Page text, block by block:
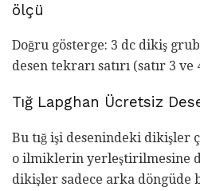
ölçü
Doğru gösterge: 3 dc dikiş
desen tekrarı satırı (satır 3 ve
Tığ Lapghan Ücretsiz
Bu tığ işi desenindeki dikişler
o ilmiklerin yerleştirilmesine
dikişler sadece arka